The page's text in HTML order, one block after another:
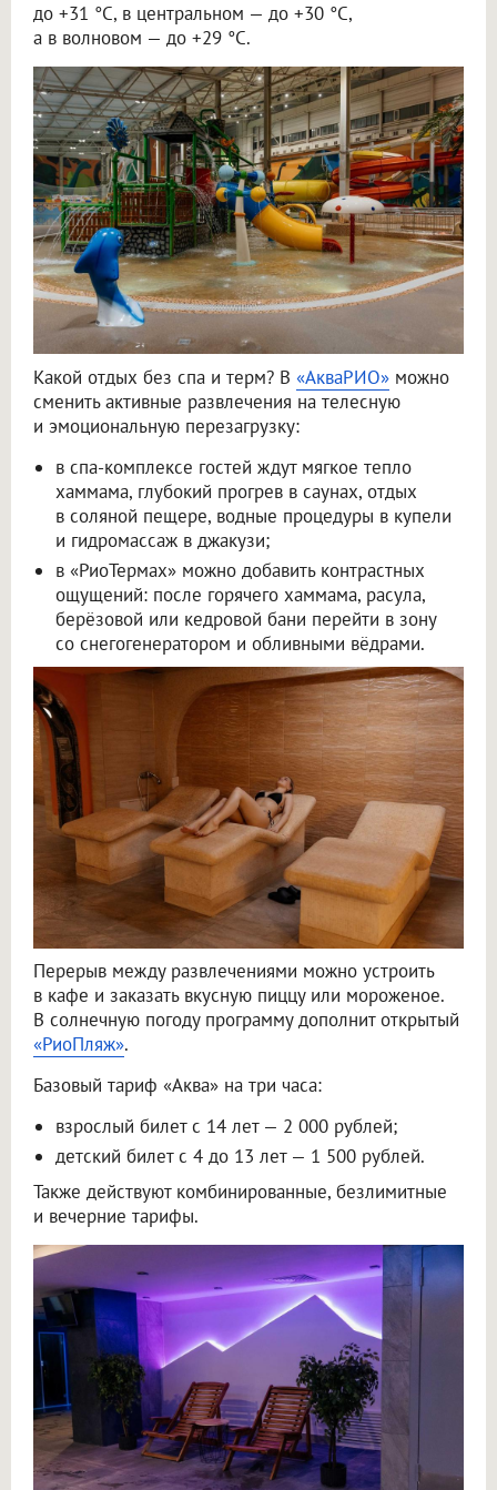
до +31 °C, в центральном — до +30 °C,
а в волновом — до +29 °C.
Какой отдых без спа и терм? В «АкваРИО» можно
сменить активные развлечения на телесную
и эмоциональную перезагрузку:
в спа-комплексе гостей ждут мягкое тепло
хаммама, глубокий прогрев в саунах, отдых
в соляной пещере, водные процедуры в купели
и гидромассаж в джакузи;
в «РиоТермах» можно добавить контрастных
ощущений: после горячего хаммама, расула,
берёзовой или кедровой бани перейти в зону
со снегогенератором и обливными вёдрами.
Перерыв между развлечениями можно устроить
в кафе и заказать вкусную пиццу или мороженое.
В солнечную погоду программу дополнит открытый
«РиоПляж».
Базовый тариф «Аква» на три часа:
взрослый билет с 14 лет — 2 000 рублей;
детский билет с 4 до 13 лет — 1 500 рублей.
Также действуют комбинированные, безлимитные
и вечерние тарифы.